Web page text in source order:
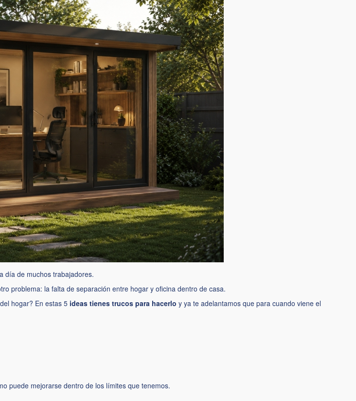
día de muchos trabajadores.
problema: la falta de separación entre hogar y oficina dentro de casa.
hogar? En estas 5 ideas tienes trucos para hacerlo y ya te adelantamos que para cuando viene el
puede mejorarse dentro de los límites que tenemos.